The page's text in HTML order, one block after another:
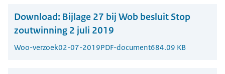
Download: Bijlage 27 bij Wob besluit Stop
zoutwinning 2 juli 2019
Woo-verzoek02-07-2019PDF-document684.09 KB